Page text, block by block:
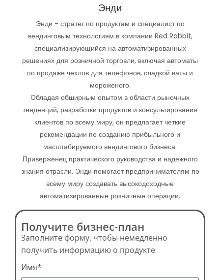
Энди
Энди - стратег по продуктам и специалист по
вендинговым технологиям в компании Red Rabbit,
специализирующийся на автоматизированных
решениях для розничной торговли, включая автоматы
по продаже чехлов для телефонов, сладкой ваты и
мороженого.
Обладая обширным опытом в области рыночных
тенденций, разработки продуктов и консультирования
клиентов по всему миру, он предлагает четкие
рекомендации по созданию прибыльного и
масштабируемого вендингового бизнеса.
Приверженец практического руководства и надежного
знания отрасли, Энди помогает предпринимателям по
всему миру создавать высокодоходные
автоматизированные розничные операции.
Получите бизнес-план
Заполните форму, чтобы немедленно
получить информацию о продукте
Имя*